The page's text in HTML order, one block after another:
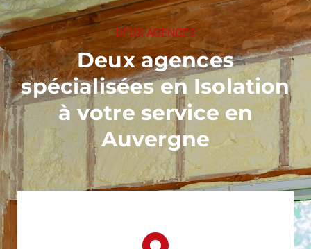
DEUX AGENCES
Deux agences
spécialisées en Isolation
à votre service en
Auvergne